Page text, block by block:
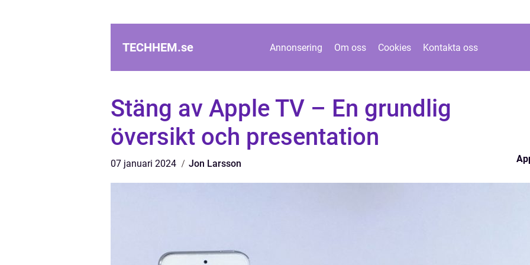
TECHHEM.se Annonsering Om oss Cookies Kontakta oss
Stäng av Apple TV – En grundlig
översikt och presentation
07 januari 2024 Jon Larsson